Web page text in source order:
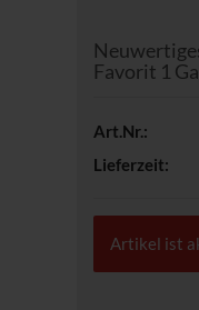
Favorit 1
Art.Nr.:
Lieferzeit:
Artikel ist